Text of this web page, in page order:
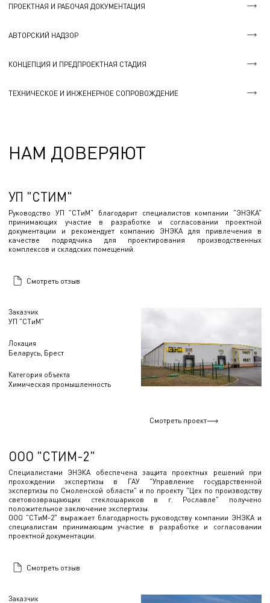
ПРОЕКТНАЯ И РАБОЧАЯ ДОКУМЕНТАЦИЯ
АВТОРСКИЙ НАДЗОР
КОНЦЕПЦИЯ И ПРЕДПРОЕКТНАЯ СТАДИЯ
ТЕХНИЧЕСКОЕ И ИНЖЕНЕРНОЕ СОПРОВОЖДЕНИЕ
НАМ ДОВЕРЯЮТ
Заказчик
УП "СТиМ"
Локация
Беларусь, Брест
Категория объекта
Химическая промышленность
УП "СТИМ"
Руководство УП "СТиМ" благодарит специалистов компании "ЭНЭКА"
принимающих участие в разработке и согласовании проектной
документации и рекомендует компанию ЭНЭКА для привлечения в
качестве подрядчика для проектирования производственных
комплексов и складских помещений.
Смотреть отзыв
Смотреть проект
Заказчик
ООО "СТИМ-2"
Специалистами ЭНЭКА обеспечена защита проектных решений при
прохождении экспертизы в ГАУ "Управление государственной
экспертизы по Смоленской области" и по проекту "Цех по производству
световозвращающих стеклошариков в г. Рославле" получено
положительное заключение экспертизы.
ООО "СТиМ-2" выражает благодарность руководству компании ЭНЭКА и
специалистам принимающим участие в разработке и согласовании
проектной документации.
Смотреть отзыв